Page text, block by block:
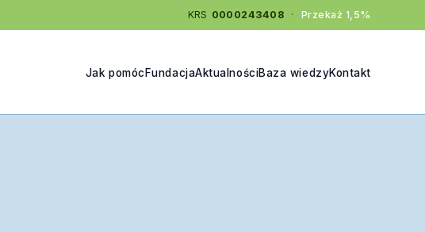
KRS 0000243408 · Przekaż 1,5%
Jak pomóc FundacjaAktualnościBaza wiedzyKontakt